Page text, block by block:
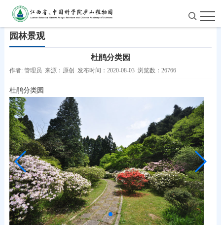
首页> 园林景观
园林景观
杜鹃分类园
作者: 管理员 来源：原创 发布时间：2020-08-03 浏览数：26766
杜鹃分类园